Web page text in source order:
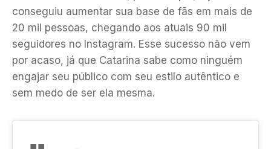
conseguiu aumentar sua base de fãs em mais de
20 mil pessoas, chegando aos atuais 90 mil
seguidores no Instagram. Esse sucesso não vem
por acaso, já que Catarina sabe como ninguém
engajar seu público com seu estilo autêntico e
sem medo de ser ela mesma.